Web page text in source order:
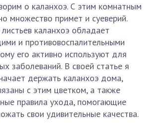
о каланхоэ. С этим комнатным
множество примет и суеверий.
каланхоэ обладает
и противовоспалительными
его активно используют для
заболеваний. В своей статье я
держать каланхоэ дома,
с этим цветком, а также
правила ухода, помогающие
свои удивительные качества.